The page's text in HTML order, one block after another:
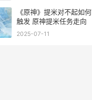
《原神》提米对不起如何
触发 原神提米任务走向
2025-07-11